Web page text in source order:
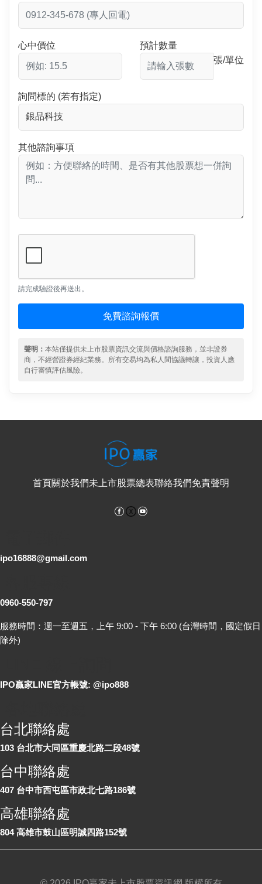
心中價位
預計數量
張/單位
詢問標的 (若有指定)
其他諮詢事項
請完成驗證後再送出。
免費諮詢報價
聲明： 本站僅提供未上市股票資訊交流與價格諮詢服務，並非證券
商，不經營證券經紀業務。所有交易均為私人間協議轉讓，投資人應
自行審慎評估風險。
首頁關於我們未上市股票總表聯絡我們免責聲明
Facebook
ipo16888@gmail.com
0960-550-797
服務時間：週一至週五，上午 9:00 - 下午 6:00 (台灣時間，國定假日
除外)
IPO贏家LINE官方帳號: @ipo888
台北聯絡處
103 台北市大同區重慶北路二段48號
台中聯絡處
407 台中市西屯區市政北七路186號
高雄聯絡處
804 高雄市鼓山區明誠四路152號